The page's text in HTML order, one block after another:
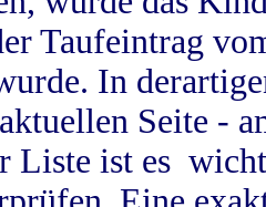
Taufeintrag
In
Seite -
Liste ist es